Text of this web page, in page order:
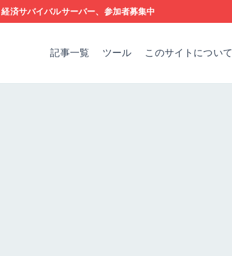
経済サバイバルサーバー、参加者募集中
記事一覧 ツール このサイトについて